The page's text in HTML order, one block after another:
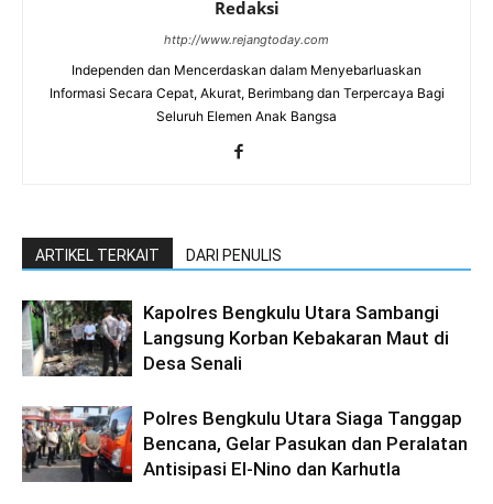
Redaksi
http://www.rejangtoday.com
Independen dan Mencerdaskan dalam Menyebarluaskan
Informasi Secara Cepat, Akurat, Berimbang dan Terpercaya Bagi
Seluruh Elemen Anak Bangsa
ARTIKEL TERKAIT DARI PENULIS
Kapolres Bengkulu Utara Sambangi
Langsung Korban Kebakaran Maut di
Desa Senali
Polres Bengkulu Utara Siaga Tanggap
Bencana, Gelar Pasukan dan Peralatan
Antisipasi El-Nino dan Karhutla